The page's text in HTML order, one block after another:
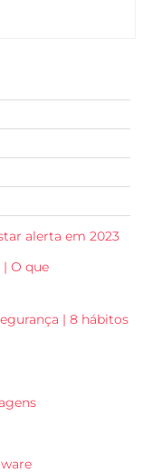
alerta em 2023
O que
| 8 hábitos